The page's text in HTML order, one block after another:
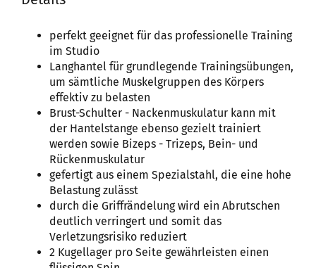
perfekt geeignet für das professionelle Training
im Studio
Langhantel für grundlegende Trainingsübungen,
um sämtliche Muskelgruppen des Körpers
effektiv zu belasten
Brust-Schulter - Nackenmuskulatur kann mit
der Hantelstange ebenso gezielt trainiert
werden sowie Bizeps - Trizeps, Bein- und
Rückenmuskulatur
gefertigt aus einem Spezialstahl, die eine hohe
Belastung zulässt
durch die Griffrändelung wird ein Abrutschen
deutlich verringert und somit das
Verletzungsrisiko reduziert
2 Kugellager pro Seite gewährleisten einen